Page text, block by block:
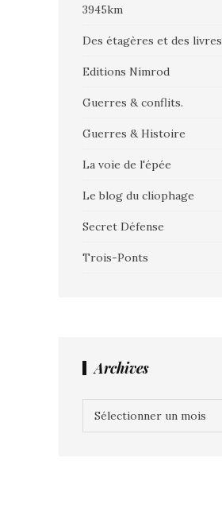
3945km
Des étagères et des livres
Editions Nimrod
Guerres & conflits.
Guerres & Histoire
La voie de l'épée
Le blog du cliophage
Secret Défense
Trois-Ponts
Archives